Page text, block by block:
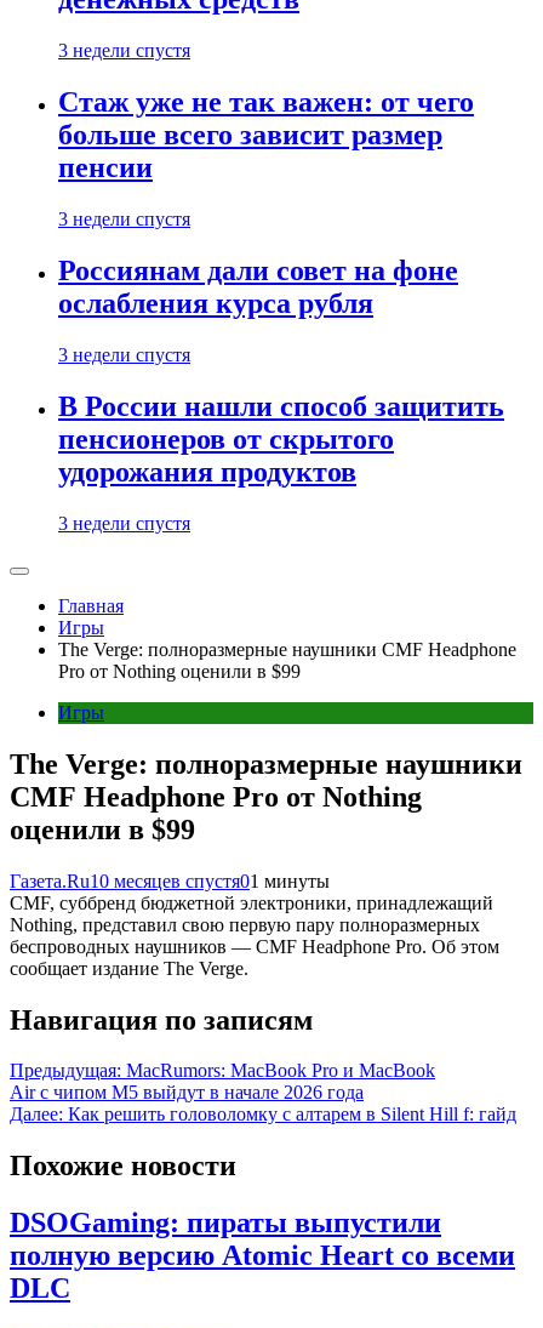
3 недели спустя
Стаж уже не так важен: от чего
больше всего зависит размер
пенсии
3 недели спустя
Россиянам дали совет на фоне
ослабления курса рубля
3 недели спустя
В России нашли способ защитить
пенсионеров от скрытого
удорожания продуктов
3 недели спустя
Главная
Игры
The Verge: полноразмерные наушники CMF Headphone
Pro от Nothing оценили в $99
Игры
The Verge: полноразмерные наушники
CMF Headphone Pro от Nothing
оценили в $99
Газета.Ru10 месяцев спустя01 минуты
CMF, суббренд бюджетной электроники, принадлежащий
Nothing, представил свою первую пару полноразмерных
беспроводных наушников — CMF Headphone Pro. Об этом
сообщает издание The Verge.
Навигация по записям
Предыдущая: MacRumors: MacBook Pro и MacBook
Air с чипом M5 выйдут в начале 2026 года
Далее: Как решить головоломку с алтарем в Silent Hill f: гайд
Похожие новости
DSOGaming: пираты выпустили
полную версию Atomic Heart со всеми
DLC